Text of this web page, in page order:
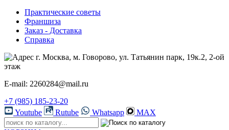
Практические советы
Франшиза
Заказ - Доставка
Справка
г. Москва, м. Говорово, ул. Татьянин парк, 19к.2, 2-ой
этаж
E-mail: 2260284@mail.ru
+7 (985) 185-23-20
Youtube
Rutube Whatsapp MAX